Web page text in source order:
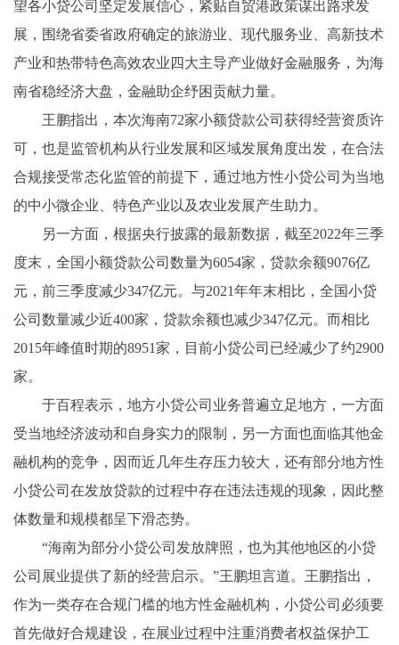
望各小贷公司坚定发展信心，紧贴自贸港政策谋出路求发
展，围绕省委省政府确定的旅游业、现代服务业、高新技术
产业和热带特色高效农业四大主导产业做好金融服务，为海
南省稳经济大盘，金融助企纾困贡献力量。
王鹏指出，本次海南72家小额贷款公司获得经营资质许
可，也是监管机构从行业发展和区域发展角度出发，在合法
合规接受常态化监管的前提下，通过地方性小贷公司为当地
的中小微企业、特色产业以及农业发展产生助力。
另一方面，根据央行披露的最新数据，截至2022年三季
度末，全国小额贷款公司数量为6054家，贷款余额9076亿
元，前三季度减少347亿元。与2021年年末相比，全国小贷
公司数量减少近400家，贷款余额也减少347亿元。而相比
2015年峰值时期的8951家，目前小贷公司已经减少了约2900
家。
于百程表示，地方小贷公司业务普遍立足地方，一方面
受当地经济波动和自身实力的限制，另一方面也面临其他金
融机构的竞争，因而近几年生存压力较大，还有部分地方性
小贷公司在发放贷款的过程中存在违法违规的现象，因此整
体数量和规模都呈下滑态势。
“海南为部分小贷公司发放牌照，也为其他地区的小贷
公司展业提供了新的经营启示。”王鹏坦言道。王鹏指出，
作为一类存在合规门槛的地方性金融机构，小贷公司必须要
首先做好合规建设，在展业过程中注重消费者权益保护工